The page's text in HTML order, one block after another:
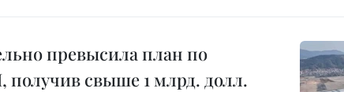
превысила план по
свыше 1 млрд. долл.